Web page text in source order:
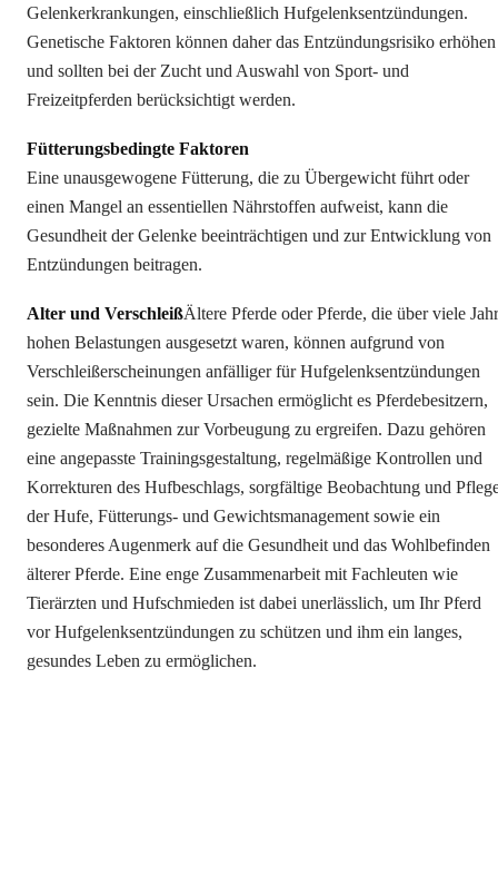
Gelenkerkrankungen, einschließlich Hufgelenksentzündungen.
Genetische Faktoren können daher das Entzündungsrisiko erhöhen
und sollten bei der Zucht und Auswahl von Sport- und
Freizeitpferden berücksichtigt werden.
Fütterungsbedingte Faktoren
Eine unausgewogene Fütterung, die zu Übergewicht führt oder
einen Mangel an essentiellen Nährstoffen aufweist, kann die
Gesundheit der Gelenke beeinträchtigen und zur Entwicklung von
Entzündungen beitragen.
Alter und VerschleißÄltere Pferde oder Pferde, die über viele
hohen Belastungen ausgesetzt waren, können aufgrund von
Verschleißerscheinungen anfälliger für Hufgelenksentzündungen
sein. Die Kenntnis dieser Ursachen ermöglicht es Pferdebesitzern,
gezielte Maßnahmen zur Vorbeugung zu ergreifen. Dazu gehören
eine angepasste Trainingsgestaltung, regelmäßige Kontrollen und
Korrekturen des Hufbeschlags, sorgfältige Beobachtung und
der Hufe, Fütterungs- und Gewichtsmanagement sowie ein
besonderes Augenmerk auf die Gesundheit und das Wohlbefinden
älterer Pferde. Eine enge Zusammenarbeit mit Fachleuten wie
Tierärzten und Hufschmieden ist dabei unerlässlich, um Ihr Pferd
vor Hufgelenksentzündungen zu schützen und ihm ein langes,
gesundes Leben zu ermöglichen.